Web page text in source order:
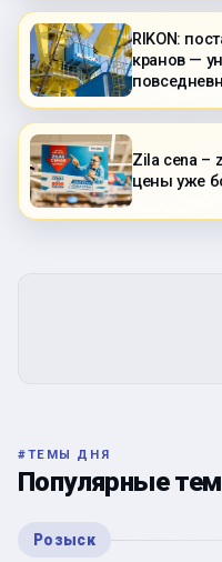
RIKON:
кранов —
Zila cena –
цены уже
#ТЕМЫ ДНЯ
Популярные
Розыск